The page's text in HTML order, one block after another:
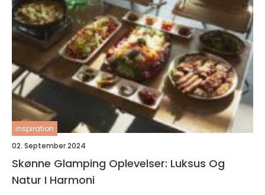
inspiration
02. September 2024
Skønne Glamping Oplevelser: Luksus Og
Natur I Harmoni